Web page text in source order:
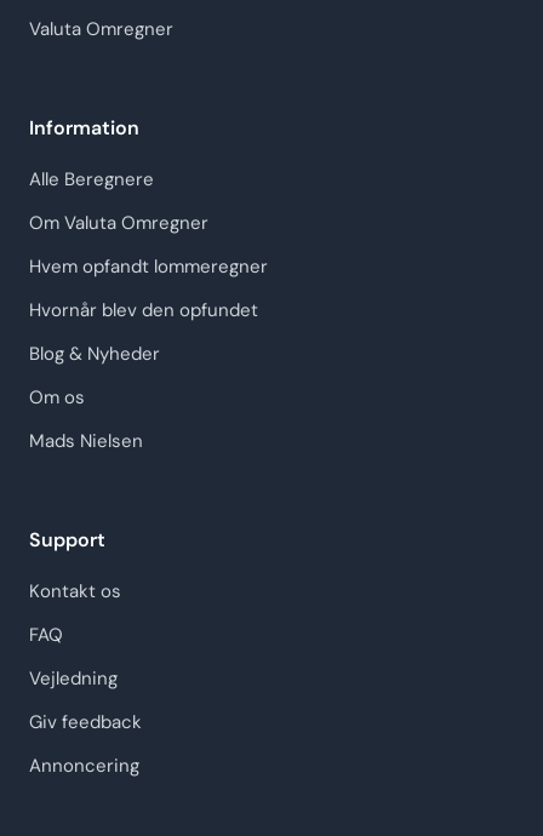
Valuta Omregner
Information
Alle Beregnere
Om Valuta Omregner
Hvem opfandt lommeregner
Hvornår blev den opfundet
Blog & Nyheder
Om os
Mads Nielsen
Support
Kontakt os
FAQ
Vejledning
Giv feedback
Annoncering